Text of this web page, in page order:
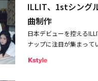
選人数：3名様乃紫の最
後公開予定です。ファ
ンク乃紫Weverseコミュニ
催された初のファンコン
で「Topping」がサプラ
も登場し、コラボレーシ
は、初デートの日の少女
てデートをする日のワク
人に魔法の呪文をかけて
ILLIT、1stシング
曲制作
日本デビューを控える
ナップに注目が集まって
ping」の2曲に加え、